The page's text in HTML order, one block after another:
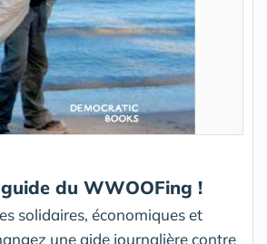
du WWOOFing !
solidaires, économiques et
une aide journalière contre